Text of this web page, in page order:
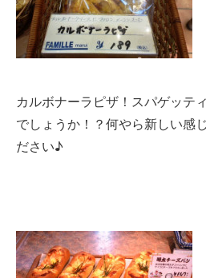
カルボナーラピザ！スパゲッテ
でしょうか！？何やら新しい感
ださい♪